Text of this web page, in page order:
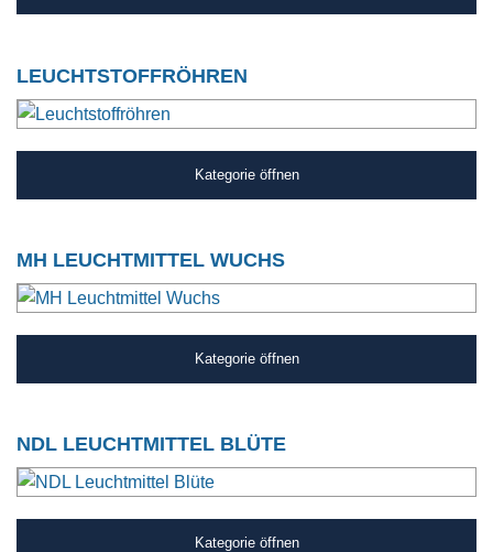
LEUCHTSTOFFRÖHREN
Kategorie öffnen
MH LEUCHTMITTEL WUCHS
Kategorie öffnen
NDL LEUCHTMITTEL BLÜTE
Kategorie öffnen